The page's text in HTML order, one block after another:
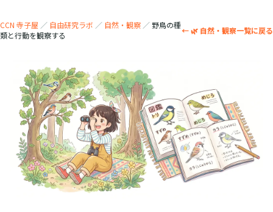
CCN 寺子屋 ／ 自由研究ラボ ／ 自然・観察 ／ 野鳥の種
類と行動を観察する
← 🌿 自然・観察一覧に戻る